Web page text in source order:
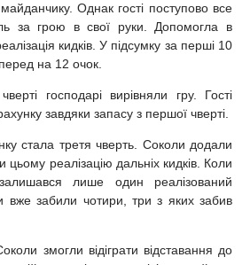
Однак гості поступово все
за грою в свої руки. Допомогла в
кидків. У підсумку за перші 10
на 12 очок.
господарі вирівняли гру. Гості
завдяки запасу з першої чверті.
стала третя чверть. Соколи додали
реалізацію дальніх кидків. Коли
лише один реалізований
вже забили чотири, три з яких забив
змогли відіграти відставання до